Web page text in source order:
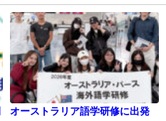
オーストラリア語学研修に出発